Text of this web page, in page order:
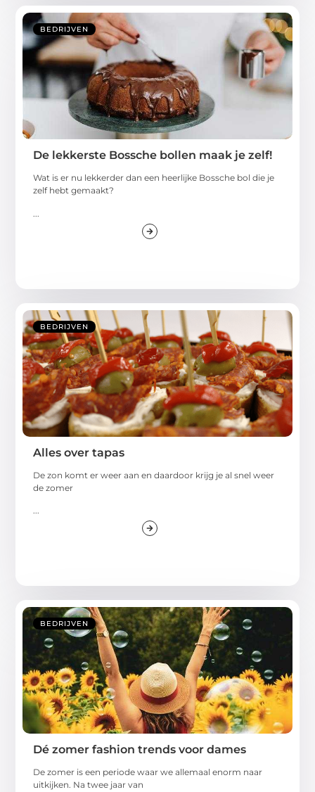
BEDRIJVEN
De lekkerste Bossche bollen maak je zelf!
Wat is er nu lekkerder dan een heerlijke Bossche bol die je
zelf hebt gemaakt?
BEDRIJVEN
Alles over tapas
De zon komt er weer aan en daardoor krijg je al snel weer
de zomer
...
BEDRIJVEN
Dé zomer fashion trends voor dames
De zomer is een periode waar we allemaal enorm naar
uitkijken. Na twee jaar van